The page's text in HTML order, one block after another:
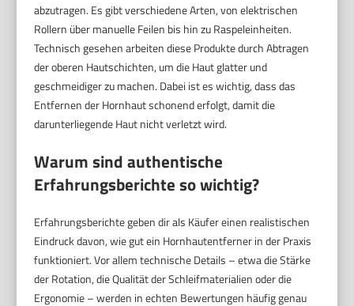
abzutragen. Es gibt verschiedene Arten, von elektrischen
Rollern über manuelle Feilen bis hin zu Raspeleinheiten.
Technisch gesehen arbeiten diese Produkte durch Abtragen
der oberen Hautschichten, um die Haut glatter und
geschmeidiger zu machen. Dabei ist es wichtig, dass das
Entfernen der Hornhaut schonend erfolgt, damit die
darunterliegende Haut nicht verletzt wird.
Warum sind authentische
Erfahrungsberichte so wichtig?
Erfahrungsberichte geben dir als Käufer einen realistischen
Eindruck davon, wie gut ein Hornhautentferner in der Praxis
funktioniert. Vor allem technische Details – etwa die Stärke
der Rotation, die Qualität der Schleifmaterialien oder die
Ergonomie – werden in echten Bewertungen häufig genau